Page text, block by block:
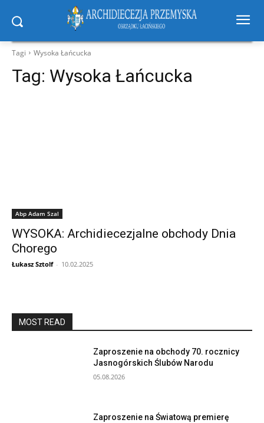
Tagi Wysoka Łańcucka
Tag: Wysoka Łańcucka
Abp Adam Szal
WYSOKA: Archidiecezjalne obchody Dnia
Chorego
Łukasz Sztolf - 10.02.2025
MOST READ
Zaproszenie na obchody 70. rocznicy
Jasnogórskich Ślubów Narodu
05.08.2026
Zaproszenie na Światową premierę